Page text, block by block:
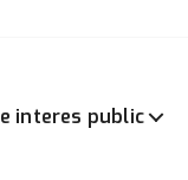
interes public